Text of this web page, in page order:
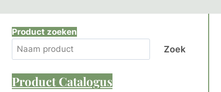
Product zoeken
Zoek
ProductCatalogus